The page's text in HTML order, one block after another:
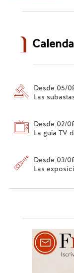
Desde 05/
Las
Desde 02/
La guía TV
Desde 03/
Las